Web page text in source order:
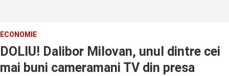
ECONOMIE
DOLIU! Dalibor Milovan, unul dintre cei
mai buni cameramani TV din presa